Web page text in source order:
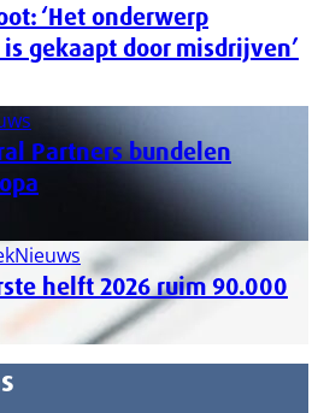
‘Het onderwerp
gekaapt door misdrijven’
Partners bundelen
Nieuws
helft 2026 ruim 90.000